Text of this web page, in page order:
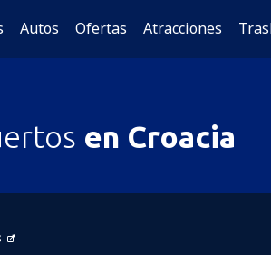
Autos Ofertas Atracciones
en Croacia